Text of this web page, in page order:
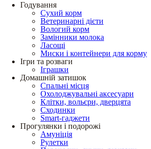
Годування
Сухий корм
Ветеринарні дієти
Вологий корм
Замінники молока
Ласощі
Миски і контейнери для корму
Ігри та розваги
Іграшки
Домашній затишок
Спальні місця
Охолоджувальні аксесуари
Клітки, вольєри, дверцята
Сходинки
Smart-гаджети
Прогулянки і подорожі
Амуніція
Рулетки